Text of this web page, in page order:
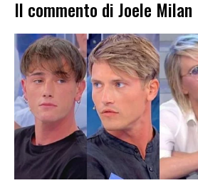
Il commento di Joele Milan